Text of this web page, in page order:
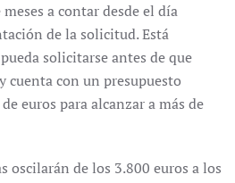
a contar desde el día
de la solicitud. Está
solicitarse antes de que
cuenta con un presupuesto
euros para alcanzar a más de
oscilarán de los 3.800 euros a los